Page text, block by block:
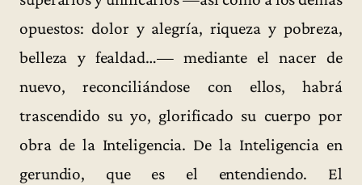
opuestos: dolor y alegría, riqueza y pobreza,
belleza y fealdad…— mediante el nacer de
nuevo, reconciliándose con ellos, habrá
trascendido su yo, glorificado su cuerpo por
obra de la Inteligencia. De la Inteligencia en
gerundio, que es el entendiendo. El